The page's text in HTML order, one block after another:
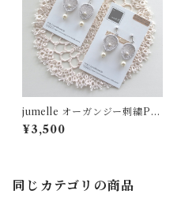
jumelle オーガンジー刺繍Pet
al イヤリング・ピアス ベージ
ュグレー
¥3,500
同じカテゴリの商品